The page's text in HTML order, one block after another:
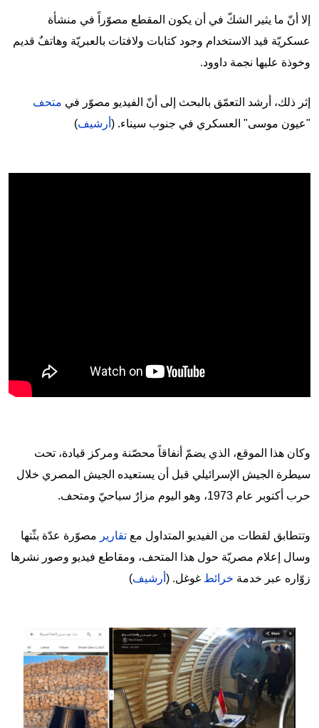
إلا أنّ ما يثير الشكّ في أن يكون المقطع مصوّراً في منشأة
عسكريّة قيد الاستخدام وجود كتابات ولافتات بالعبريّة وهاتفٌ قديم
وخوذة عليها نجمة داوود.
إثر ذلك، أرشد التعمّق بالبحث إلى أنّ الفيديو مصوّر في متحف
"عيون موسى" العسكري في جنوب سيناء. ( أرشيف)
وكان هذا الموقع، الذي يضمّ أنفاقاً محصّنة ومركز قيادة، تحت
سيطرة الجيش الإسرائيلي قبل أن يستعيده الجيش المصري خلال
حرب أكتوبر عام 1973، وهو اليوم مزارٌ سياحيّ ومتحف.
وتتطابق لقطات من الفيديو المتداول مع تقارير مصوّرة عدّة بثّتها
وسال إعلام مصريّة حول هذا المتحف، ومقاطع فيديو وصور نشرها
زوّاره عبر خدمة خرائط غوغل. ( أرشيف)
Image